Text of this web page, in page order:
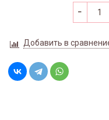
Добавить в